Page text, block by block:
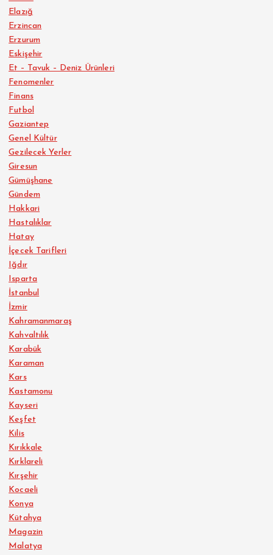
Elazığ
Erzincan
Erzurum
Eskişehir
Et – Tavuk – Deniz Ürünleri
Fenomenler
Finans
Futbol
Gaziantep
Genel Kültür
Gezilecek Yerler
Giresun
Gümüşhane
Gündem
Hakkari
Hastalıklar
Hatay
İçecek Tarifleri
Iğdır
Isparta
İstanbul
İzmir
Kahramanmaraş
Kahvaltılık
Karabük
Karaman
Kars
Kastamonu
Kayseri
Keşfet
Kilis
Kırıkkale
Kırklareli
Kırşehir
Kocaeli
Konya
Kütahya
Magazin
Malatya